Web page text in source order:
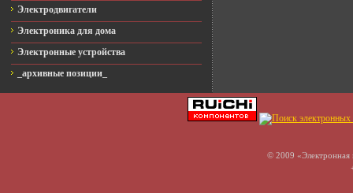
Электродвигатели
Электроника для дома
Электронные устройства
_архивные позиции_
© 2009